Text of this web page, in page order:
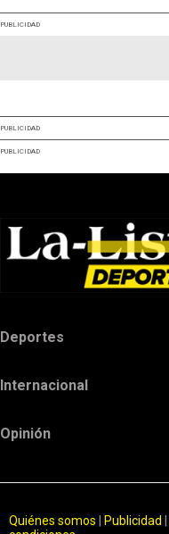
PUBLICIDAD
PUBLICIDAD
PUBLICIDAD
Deportes
Internacional
Opinión
Quiénes somos Publicidad